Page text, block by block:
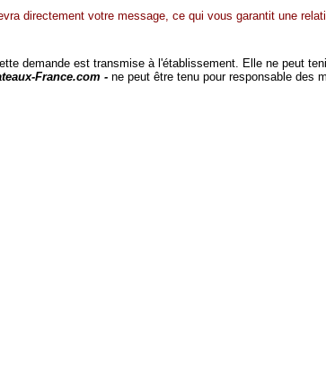
directement votre message, ce qui vous garantit une
demande est transmise à l'établissement. Elle ne peut
France.com - ne peut être tenu pour responsable des